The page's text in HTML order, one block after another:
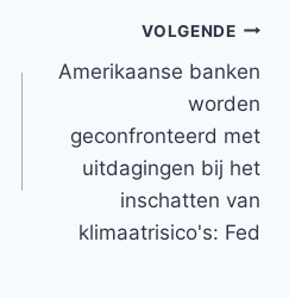
VOLGENDE
Amerikaanse banken
worden
geconfronteerd met
uitdagingen bij het
inschatten van
klimaatrisico's: Fed